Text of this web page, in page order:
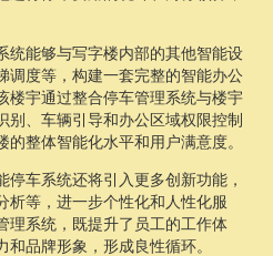
统能够与写字楼内部的其他智能设
调度等，构建一套完整的智能办公
楼宇通过整合停车管理系统与楼宇
别、车辆引导和办公区域权限控制
整体智能化水平和用户满意度。
车系统还将引入更多创新功能，
析等，进一步个性化和人性化服
理系统，既提升了员工的工作体
品牌形象，形成良性循环。